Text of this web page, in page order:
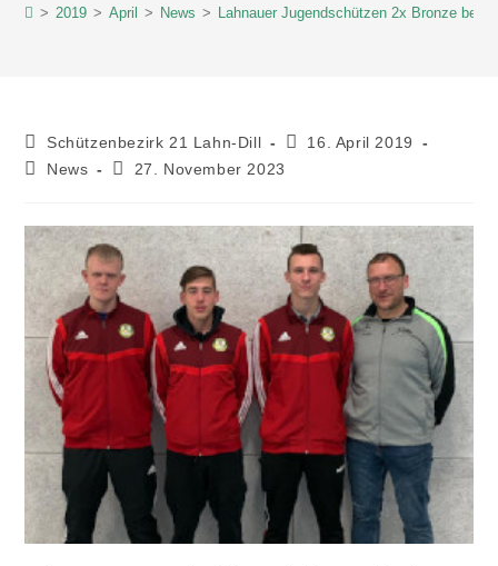
> 2019 > April > News > Lahnauer Jugendschützen 2x Bronze bei
Schützenbezirk 21 Lahn-Dill
16. April 2019
News
27. November 2023